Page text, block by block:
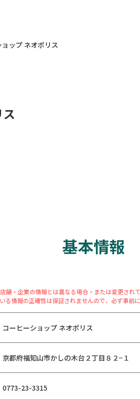
ップ ネオポリス
基本情報
舗・企業の情報とは異なる場合・または変更され
る情報の正確性は保証されませんので、必ず事前
コーヒーショップ ネオポリス
京都府福知山市かしの木台２丁目８２−１
0773-23-3315